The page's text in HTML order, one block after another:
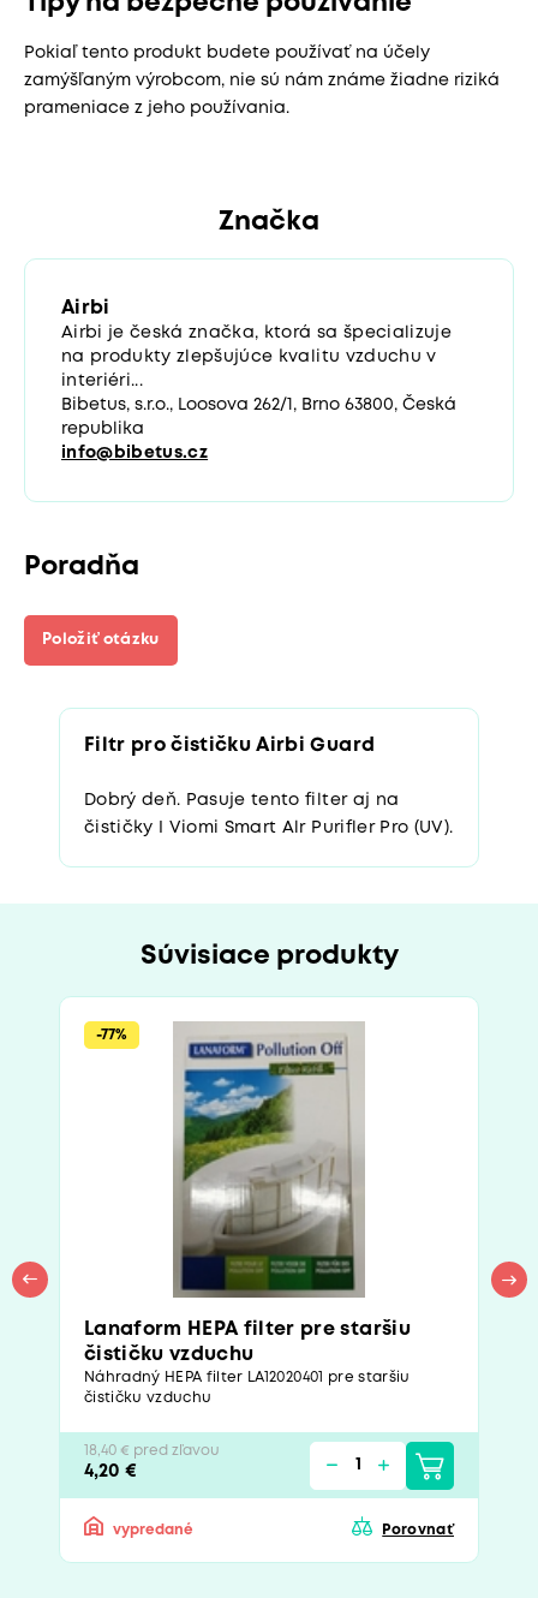
Pokiaľ tento produkt budete používať na účely
zamýšľaným výrobcom, nie sú nám známe žiadne riziká
prameniace z jeho používania.
Značka
Airbi
Airbi je česká značka, ktorá sa špecializuje
na produkty zlepšujúce kvalitu vzduchu v
interiéri...
Bibetus, s.r.o., Loosova 262/1, Brno 63800, Česká
republika
info@bibetus.cz
Poradňa
Položiť otázku
Filtr pro čističku Airbi Guard
Dobrý deň. Pasuje tento filter aj na
čističky I Viomi Smart Alr Purifler Pro (UV).
Súvisiace produkty
-77%
Lanaform HEPA filter pre staršiu
čističku vzduchu
Náhradný HEPA filter LA12020401 pre staršiu
čističku vzduchu
18,40 € pred zľavou
4,20 €
vypredané Porovnať